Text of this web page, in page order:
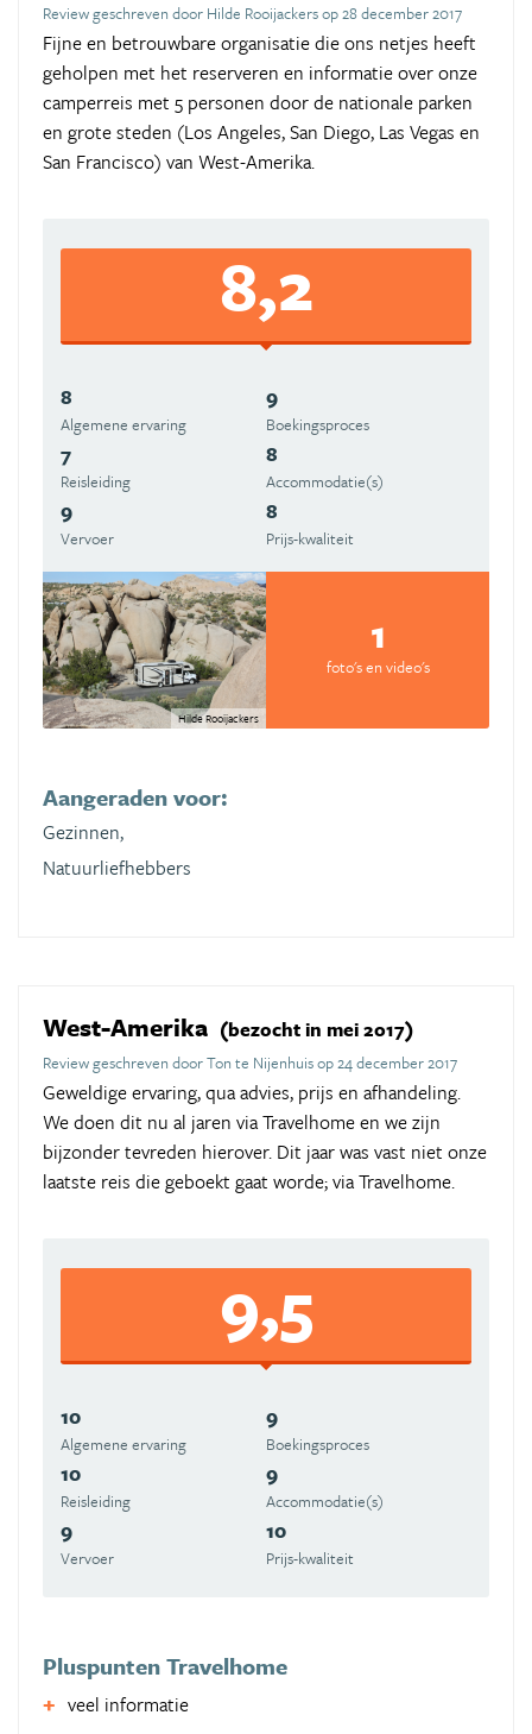
Review geschreven door Hilde Rooijackers op 28 december 2017
Fijne en betrouwbare organisatie die ons netjes heeft
geholpen met het reserveren en informatie over onze
camperreis met 5 personen door de nationale parken
en grote steden (Los Angeles, San Diego, Las Vegas en
San Francisco) van West-Amerika.
8,2
8
Algemene ervaring
9
Boekingsproces
7
Reisleiding
8
Accommodatie(s)
9
Vervoer
8
Prijs-kwaliteit
Hilde Rooijackers
1
foto's en video's
Aangeraden voor:
Gezinnen,
Natuurliefhebbers
West-Amerika (bezocht in mei 2017)
Review geschreven door Ton te Nijenhuis op 24 december 2017
Geweldige ervaring, qua advies, prijs en afhandeling.
We doen dit nu al jaren via Travelhome en we zijn
bijzonder tevreden hierover. Dit jaar was vast niet onze
laatste reis die geboekt gaat worde; via Travelhome.
9,5
10
Algemene ervaring
9
Boekingsproces
10
Reisleiding
9
Accommodatie(s)
9
Vervoer
10
Prijs-kwaliteit
Pluspunten Travelhome
veel informatie